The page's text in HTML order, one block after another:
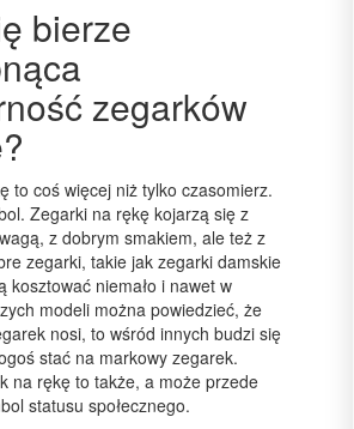
bierze
zegarków
to coś więcej niż tylko czasomierz.
Zegarki na rękę kojarzą się z
z dobrym smakiem, ale też z
zegarki, takie jak zegarki damskie
kosztować niemało i nawet w
modeli można powiedzieć, że
nosi, to wśród innych budzi się
stać na markowy zegarek.
na rękę to także, a może przede
statusu społecznego.